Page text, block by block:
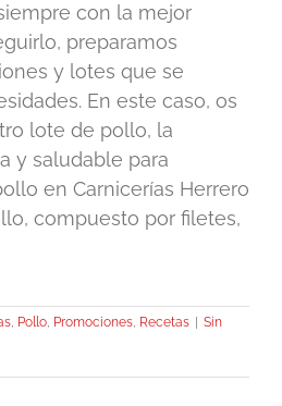
con la mejor
preparamos
y lotes que se
En este caso, os
lote de pollo, la
y saludable para
en Carnicerías Herrero
compuesto por filetes,
, Pollo, Promociones, Recetas
Sin